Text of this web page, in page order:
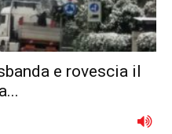
e rovescia il